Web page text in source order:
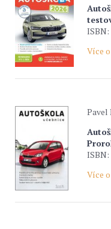
ISBN:
Více
Pavel
ISBN:
Více